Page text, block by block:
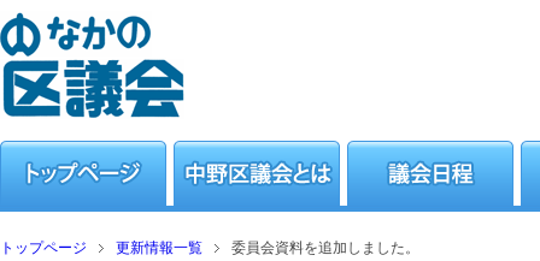
トップページ 更新情報一覧 委員会資料を追加しました。